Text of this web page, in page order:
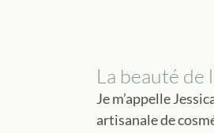
La beauté de
Je m’appelle
artisanale de